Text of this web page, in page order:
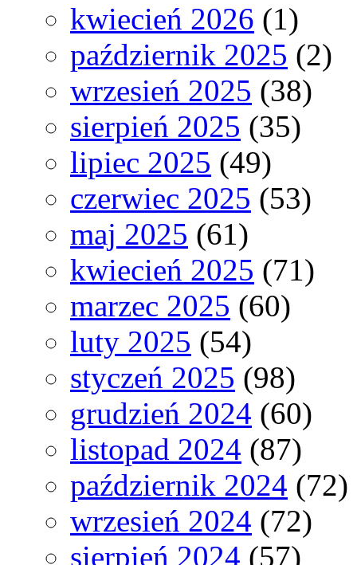
kwiecień 2026 (1)
październik 2025 (2)
wrzesień 2025 (38)
sierpień 2025 (35)
lipiec 2025 (49)
czerwiec 2025 (53)
maj 2025 (61)
kwiecień 2025 (71)
marzec 2025 (60)
luty 2025 (54)
styczeń 2025 (98)
grudzień 2024 (60)
listopad 2024 (87)
październik 2024 (72)
wrzesień 2024 (72)
sierpień 2024 (57)